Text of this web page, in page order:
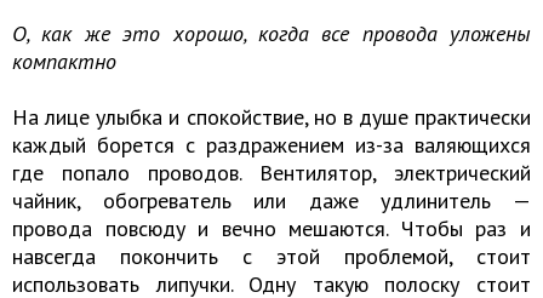
О, как же это хорошо, когда все провода уложены
компактно
На лице улыбка и спокойствие, но в душе практически
каждый борется с раздражением из-за валяющихся
где попало проводов. Вентилятор, электрический
чайник, обогреватель или даже удлинитель —
провода повсюду и вечно мешаются. Чтобы раз и
навсегда покончить с этой проблемой, стоит
использовать липучки. Одну такую полоску стоит